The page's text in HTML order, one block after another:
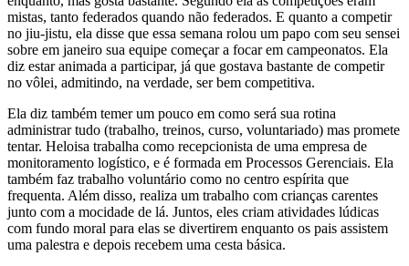
mistas, tanto federados quando não federados. E quanto a competir
no jiu-jistu, ela disse que essa semana rolou um papo com seu sensei
sobre em janeiro sua equipe começar a focar em campeonatos. Ela
diz estar animada a participar, já que gostava bastante de competir
no vôlei, admitindo, na verdade, ser bem competitiva.
Ela diz também temer um pouco em como será sua rotina
administrar tudo (trabalho, treinos, curso, voluntariado) mas promete
tentar. Heloisa trabalha como recepcionista de uma empresa de
monitoramento logístico, e é formada em Processos Gerenciais. Ela
também faz trabalho voluntário como no centro espírita que
frequenta. Além disso, realiza um trabalho com crianças carentes
junto com a mocidade de lá. Juntos, eles criam atividades lúdicas
com fundo moral para elas se divertirem enquanto os pais assistem
uma palestra e depois recebem uma cesta básica.